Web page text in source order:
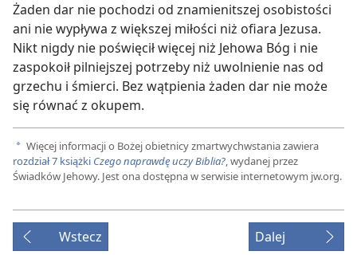
Żaden dar nie pochodzi od znamienitszej osobistości
ani nie wypływa z większej miłości niż ofiara Jezusa.
Nikt nigdy nie poświęcił więcej niż Jehowa Bóg i nie
zaspokoił pilniejszej potrzeby niż uwolnienie nas od
grzechu i śmierci. Bez wątpienia żaden dar nie może
się równać z okupem.
a Więcej informacji o Bożej obietnicy zmartwychwstania zawiera
rozdział 7 książki Czego naprawdę uczy Biblia?, wydanej przez
Świadków Jehowy. Jest ona dostępna w serwisie internetowym jw.org.
Wstecz Dalej